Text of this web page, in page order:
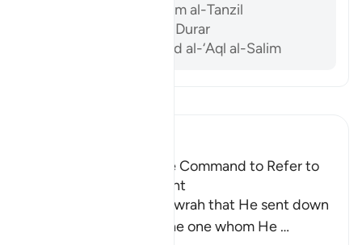
Al-Baghawi, Ma’alim al-Tanzil
Al-Biqa’i, Nazm al-Durar
Abu ‘l-Su’ud, Irshad al-‘Aql al-Salim
Praising the Qur'an; the Command to Refer to
the Qur'an for Judgment
Allah mentioned the Tawrah that He sent down
to His Prophet Musa, the one whom He …